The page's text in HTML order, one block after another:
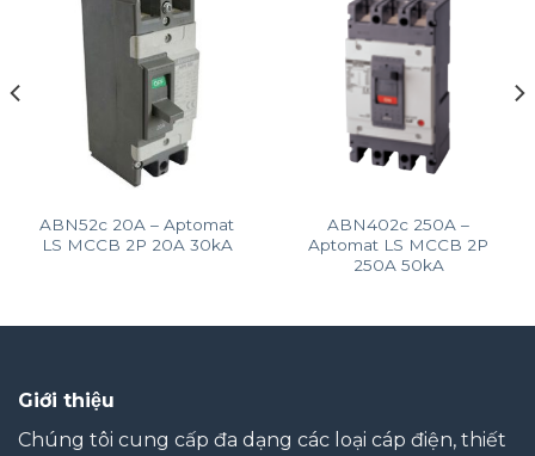
ABN52c 20A – Aptomat
LS MCCB 2P 20A 30kA
ABN402c 250A –
Aptomat LS MCCB 2P
250A 50kA
Giới thiệu
Chúng tôi cung cấp đa dạng các loại cáp điện, thiết